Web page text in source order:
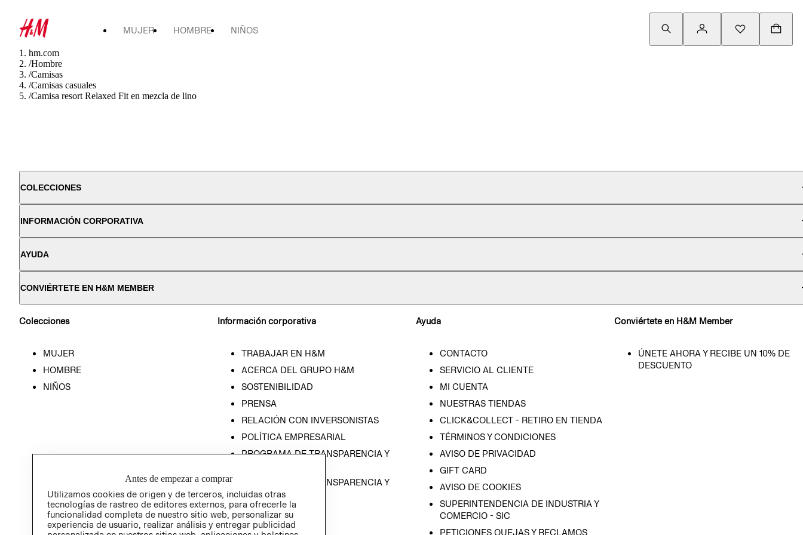
MUJER HOMBRE NIÑOS
hm.com
/Hombre
/Camisas
/Camisas casuales
/Camisa resort Relaxed Fit en mezcla de lino
COLECCIONES
INFORMACIÓN CORPORATIVA
AYUDA
CONVIÉRTETE EN H&M MEMBER
Colecciones
MUJER
HOMBRE
NIÑOS
Información corporativa
TRABAJAR EN H&M
ACERCA DEL GRUPO H&M
SOSTENIBILIDAD
PRENSA
RELACIÓN CON INVERSONISTAS
POLÍTICA EMPRESARIAL
PROGRAMA DE TRANSPARENCIA Y
PROGRAMA DE TRANSPARENCIA Y
ÉTICA (INGLÉS)
Ayuda
CONTACTO
SERVICIO AL CLIENTE
MI CUENTA
NUESTRAS TIENDAS
CLICK&COLLECT - RETIRO EN TIENDA
TÉRMINOS Y CONDICIONES
AVISO DE PRIVACIDAD
GIFT CARD
AVISO DE COOKIES
SUPERINTENDENCIA DE INDUSTRIA Y
COMERCIO - SIC
PETICIONES QUEJAS Y RECLAMOS
Conviértete en H&M Member
ÚNETE AHORA Y RECIBE UN 10% DE
DESCUENTO
Antes de empezar a comprar
Utilizamos cookies de origen y de terceros, incluidas otras
tecnologías de rastreo de editores externos, para ofrecerle la
funcionalidad completa de nuestro sitio web, personalizar su
experiencia de usuario, realizar análisis y entregar publicidad